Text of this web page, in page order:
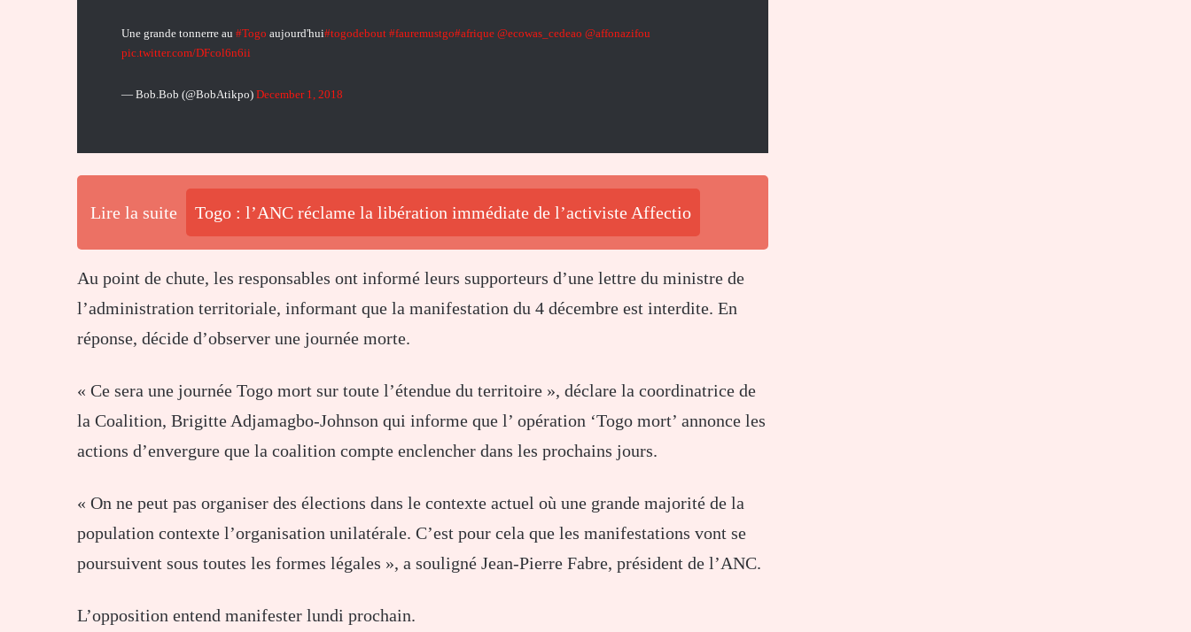
Une grande tonnerre au #Togo aujourd'hui#togodebout #fauremustgo#afrique @ecowas_cedeao @affonazifou
pic.twitter.com/DFcol6n6ii
— Bob.Bob (@BobAtikpo) December 1, 2018
Lire la suite Togo : l’ANC réclame la libération immédiate de l’activiste Affectio
Au point de chute, les responsables ont informé leurs supporteurs d’une lettre du ministre de
l’administration territoriale, informant que la manifestation du 4 décembre est interdite. En
réponse, décide d’observer une journée morte.
« Ce sera une journée Togo mort sur toute l’étendue du territoire », déclare la coordinatrice de
la Coalition, Brigitte Adjamagbo-Johnson qui informe que l’ opération ‘Togo mort’ annonce les
actions d’envergure que la coalition compte enclencher dans les prochains jours.
« On ne peut pas organiser des élections dans le contexte actuel où une grande majorité de la
population contexte l’organisation unilatérale. C’est pour cela que les manifestations vont se
poursuivent sous toutes les formes légales », a souligné Jean-Pierre Fabre, président de l’ANC.
L’opposition entend manifester lundi prochain.